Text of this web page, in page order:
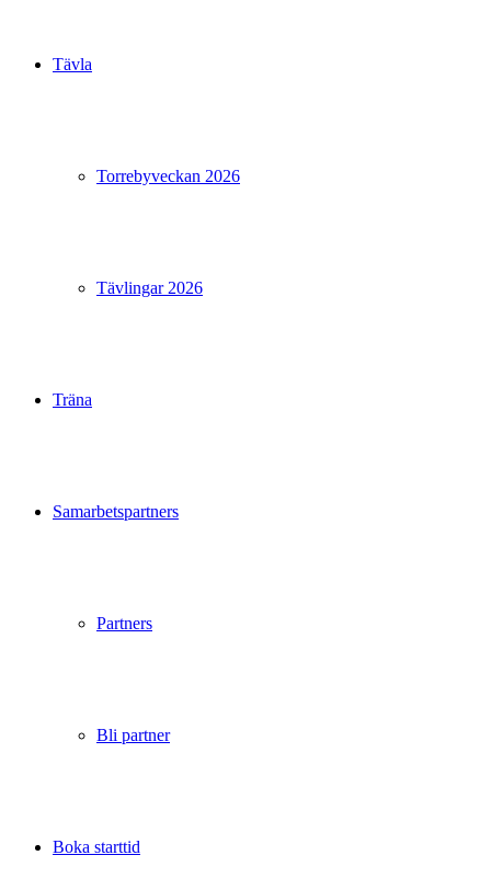
Tävla
Torrebyveckan 2026
Tävlingar 2026
Träna
Samarbetspartners
Partners
Bli partner
Boka starttid